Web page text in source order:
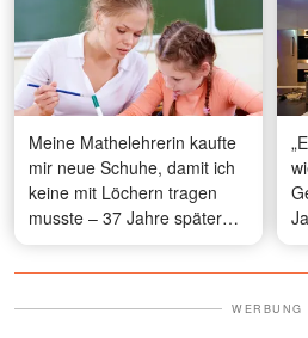
Meine Mathelehrerin kaufte
mir neue Schuhe, damit ich
keine mit Löchern tragen
musste – 37 Jahre später
traf ich sie wieder und gab
ihr das, was ich all die Jahre
WERBUNG